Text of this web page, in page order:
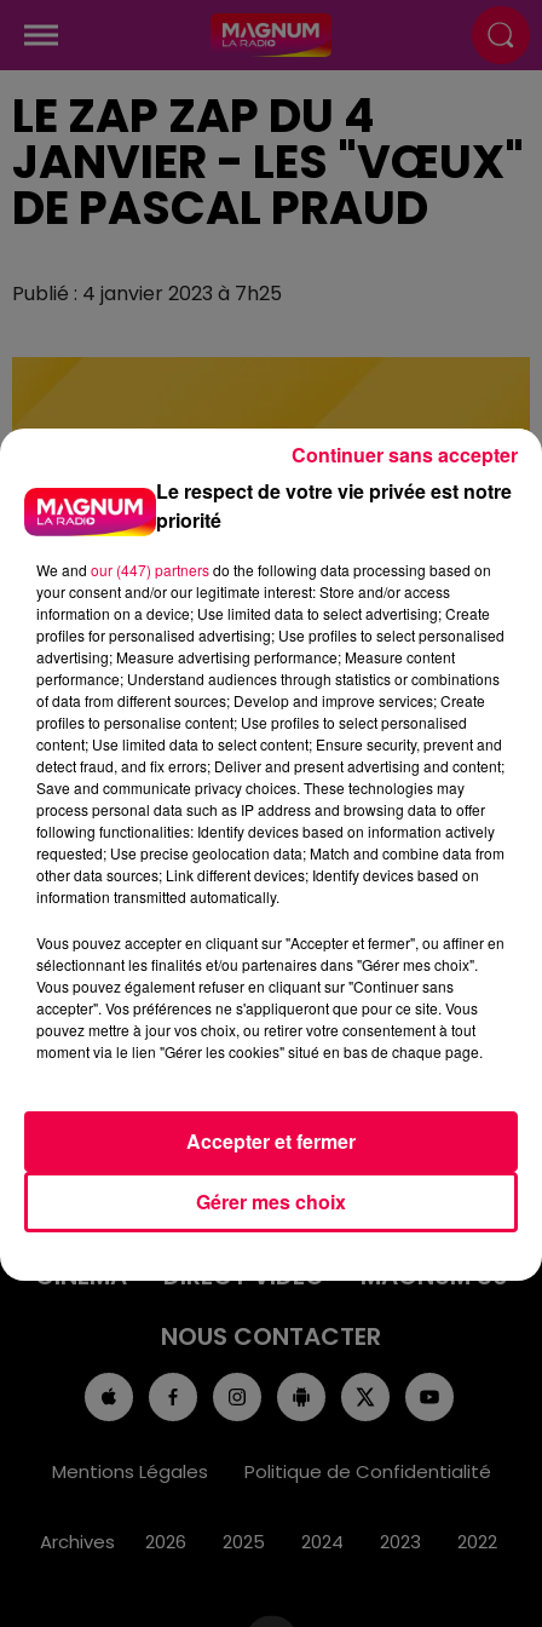
LE ZAP ZAP DU 4
JANVIER - LES "VŒUX"
DE PASCAL PRAUD
Publié : 4 janvier 2023 à 7h25
podcasts/2023/01/zapzap-040123.mp3
INFOS
EMISSIONS
JEUX
PODCASTS
CINÉMA
DIRECT VIDÉO
MAGNUM 80
NOUS CONTACTER
Mentions Légales Politique de Confidentialité
Archives 2026 2025 2024 2023 2022
Le respect de votre vie privée est notre
priorité
We and our (447) partnersdo the following data processing based on
your consent and/or our legitimate interest: Store and/or access
information on a device; Use limited data to select advertising; Create
profiles for personalised advertising; Use profiles to select personalised
advertising; Measure advertising performance; Measure content
performance; Understand audiences through statistics or combinations
of data from different sources; Develop and improve services; Create
profiles to personalise content; Use profiles to select personalised
content; Use limited data to select content; Ensure security, prevent and
detect fraud, and fix errors; Deliver and present advertising and content;
Save and communicate privacy choices. These technologies may
process personal data such as IP address and browsing data to offer
following functionalities: Identify devices based on information actively
requested; Use precise geolocation data; Match and combine data from
other data sources; Link different devices; Identify devices based on
information transmitted automatically.
Vous pouvez accepter en cliquant sur "Accepter et fermer", ou affiner en
sélectionnant les finalités et/ou partenaires dans "Gérer mes choix".
Vous pouvez également refuser en cliquant sur "Continuer sans
accepter". Vos préférences ne s'appliqueront que pour ce site. Vous
pouvez mettre à jour vos choix, ou retirer votre consentement à tout
moment via le lien "Gérer les cookies" situé en bas de chaque page.
Gérer mes choix
Accepter et fermer
Continuer sans accepter